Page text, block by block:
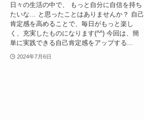
日々の生活の中で、 もっと自分に自信を持ち
たいな… と思ったことはありませんか？ 自己
肯定感を高めることで、毎日がもっと楽し
く、充実したものになります(^^) 今回は、簡
単に実践できる自己肯定感をアップする...
2024年7月6日